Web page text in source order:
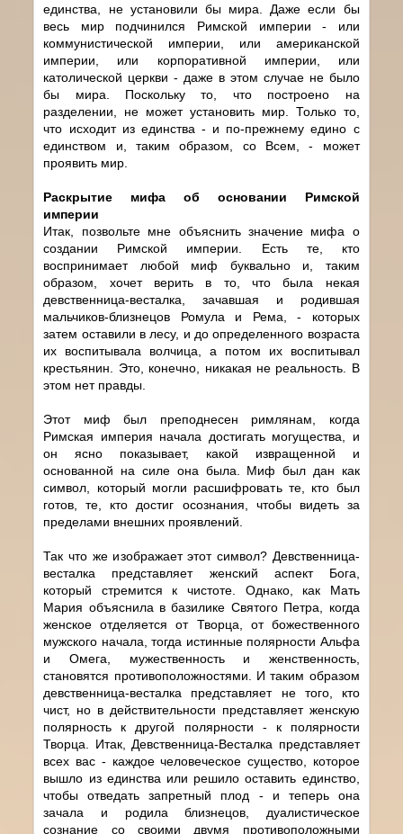
единства, не установили бы мира. Даже если бы
весь мир подчинился Римской империи - или
коммунистической империи, или американской
империи, или корпоративной империи, или
католической церкви - даже в этом случае не было
бы мира. Поскольку то, что построено на
разделении, не может установить мир. Только то,
что исходит из единства - и по-прежнему едино с
единством и, таким образом, со Всем, - может
проявить мир.
Раскрытие мифа об основании Римской
империи
Итак, позвольте мне объяснить значение мифа о
создании Римской империи. Есть те, кто
воспринимает любой миф буквально и, таким
образом, хочет верить в то, что была некая
девственница-весталка, зачавшая и родившая
мальчиков-близнецов Ромула и Рема, - которых
затем оставили в лесу, и до определенного возраста
их воспитывала волчица, а потом их воспитывал
крестьянин. Это, конечно, никакая не реальность. В
этом нет правды.
Этот миф был преподнесен римлянам, когда
Римская империя начала достигать могущества, и
он ясно показывает, какой извращенной и
основанной на силе она была. Миф был дан как
символ, который могли расшифровать те, кто был
готов, те, кто достиг осознания, чтобы видеть за
пределами внешних проявлений.
Так что же изображает этот символ? Девственница-
весталка представляет женский аспект Бога,
который стремится к чистоте. Однако, как Мать
Мария объяснила в базилике Святого Петра, когда
женское отделяется от Творца, от божественного
мужского начала, тогда истинные полярности Альфа
и Омега, мужественность и женственность,
становятся противоположностями. И таким образом
девственница-весталка представляет не того, кто
чист, но в действительности представляет женскую
полярность к другой полярности - к полярности
Творца. Итак, Девственница-Весталка представляет
всех вас - каждое человеческое существо, которое
вышло из единства или решило оставить единство,
чтобы отведать запретный плод - и теперь она
зачала и родила близнецов, дуалистическое
сознание со своими двумя противоположными